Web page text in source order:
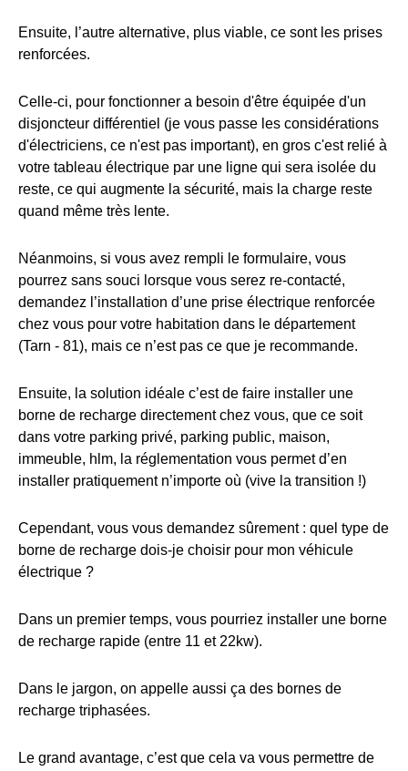
Ensuite, l’autre alternative, plus viable, ce sont les prises
renforcées.
Celle-ci, pour fonctionner a besoin d'être équipée d'un
disjoncteur différentiel (je vous passe les considérations
d'électriciens, ce n'est pas important), en gros c'est relié à
votre tableau électrique par une ligne qui sera isolée du
reste, ce qui augmente la sécurité, mais la charge reste
quand même très lente.
Néanmoins, si vous avez rempli le formulaire, vous
pourrez sans souci lorsque vous serez re-contacté,
demandez l’installation d’une prise électrique renforcée
chez vous pour votre habitation dans le département
(Tarn - 81), mais ce n’est pas ce que je recommande.
Ensuite, la solution idéale c’est de faire installer une
borne de recharge directement chez vous, que ce soit
dans votre parking privé, parking public, maison,
immeuble, hlm, la réglementation vous permet d’en
installer pratiquement n’importe où (vive la transition !)
Cependant, vous vous demandez sûrement : quel type de
borne de recharge dois-je choisir pour mon véhicule
électrique ?
Dans un premier temps, vous pourriez installer une borne
de recharge rapide (entre 11 et 22kw).
Dans le jargon, on appelle aussi ça des bornes de
recharge triphasées.
Le grand avantage, c’est que cela va vous permettre de